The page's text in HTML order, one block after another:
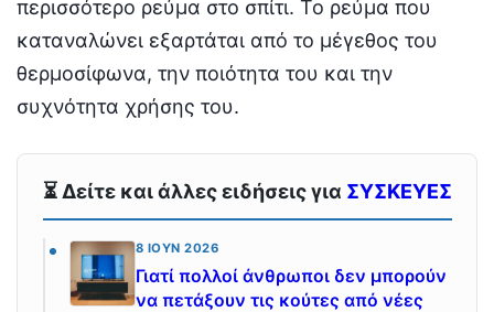
περισσότερο ρεύμα στο σπίτι. Το ρεύμα που
καταναλώνει εξαρτάται από το μέγεθος του
θερμοσίφωνα, την ποιότητα του και την
συχνότητα χρήσης του.
⏳ Δείτε και άλλες ειδήσεις για ΣΥΣΚΕΥΕΣ
8 ΙΟΎΝ 2026
Γιατί πολλοί άνθρωποι δεν μπορούν
να πετάξουν τις κούτες από νέες